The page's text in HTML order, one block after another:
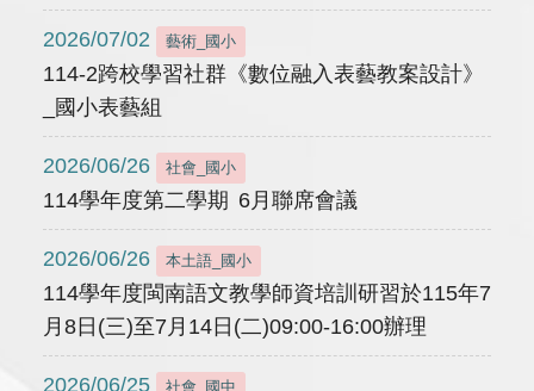
2026/07/02 藝術_國小
114-2跨校學習社群《數位融入表藝教案設計》
_國小表藝組
2026/06/26 社會_國小
114學年度第二學期 6月聯席會議
2026/06/26 本土語_國小
114學年度閩南語文教學師資培訓研習於115年7
月8日(三)至7月14日(二)09:00-16:00辦理
2026/06/25